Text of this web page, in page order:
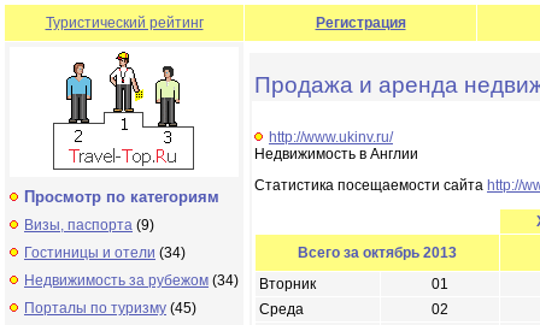
Туристический рейтинг Регистрация
Просмотр по категориям
Визы, паспорта (9)
Гостиницы и отели (34)
Недвижимость за рубежом (34)
Порталы по туризму (45)
Продажа и аренда
http://www.ukinv.ru/
Недвижимость в Англии
Статистика посещаемости сайта http://
Всего за октябрь 2013
Вторник
01
Среда
02